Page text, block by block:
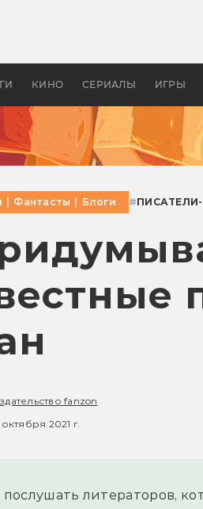
КИНО СЕРИАЛЫ ИГРЫ
Фантасты Блоги #
fanzon
октября 2021 г.
послушать литераторов,